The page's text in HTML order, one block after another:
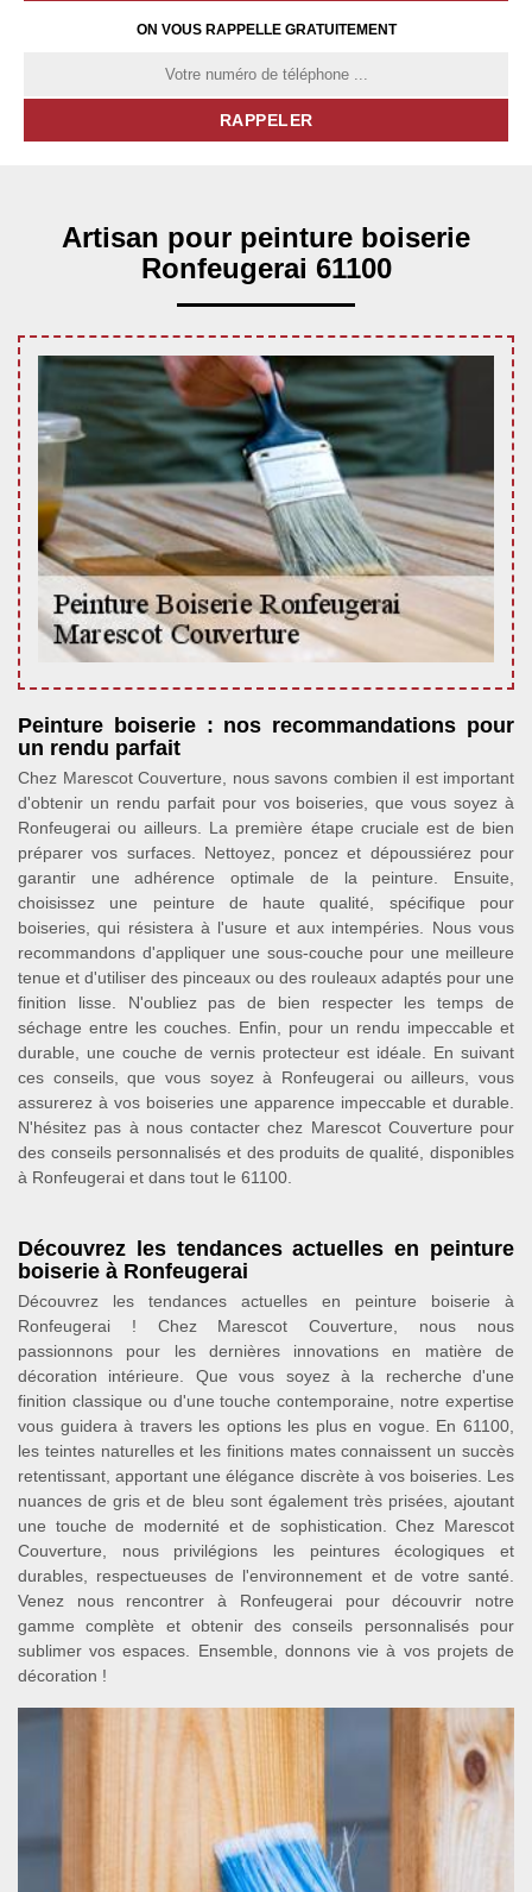
ON VOUS RAPPELLE GRATUITEMENT
Artisan pour peinture boiserie
Ronfeugerai 61100
Peinture boiserie : nos recommandations pour
un rendu parfait
Chez Marescot Couverture, nous savons combien il est important
d'obtenir un rendu parfait pour vos boiseries, que vous soyez à
Ronfeugerai ou ailleurs. La première étape cruciale est de bien
préparer vos surfaces. Nettoyez, poncez et dépoussiérez pour
garantir une adhérence optimale de la peinture. Ensuite,
choisissez une peinture de haute qualité, spécifique pour
boiseries, qui résistera à l'usure et aux intempéries. Nous vous
recommandons d'appliquer une sous-couche pour une meilleure
tenue et d'utiliser des pinceaux ou des rouleaux adaptés pour une
finition lisse. N'oubliez pas de bien respecter les temps de
séchage entre les couches. Enfin, pour un rendu impeccable et
durable, une couche de vernis protecteur est idéale. En suivant
ces conseils, que vous soyez à Ronfeugerai ou ailleurs, vous
assurerez à vos boiseries une apparence impeccable et durable.
N'hésitez pas à nous contacter chez Marescot Couverture pour
des conseils personnalisés et des produits de qualité, disponibles
à Ronfeugerai et dans tout le 61100.
Découvrez les tendances actuelles en peinture
boiserie à Ronfeugerai
Découvrez les tendances actuelles en peinture boiserie à
Ronfeugerai ! Chez Marescot Couverture, nous nous
passionnons pour les dernières innovations en matière de
décoration intérieure. Que vous soyez à la recherche d'une
finition classique ou d'une touche contemporaine, notre expertise
vous guidera à travers les options les plus en vogue. En 61100,
les teintes naturelles et les finitions mates connaissent un succès
retentissant, apportant une élégance discrète à vos boiseries. Les
nuances de gris et de bleu sont également très prisées, ajoutant
une touche de modernité et de sophistication. Chez Marescot
Couverture, nous privilégions les peintures écologiques et
durables, respectueuses de l'environnement et de votre santé.
Venez nous rencontrer à Ronfeugerai pour découvrir notre
gamme complète et obtenir des conseils personnalisés pour
sublimer vos espaces. Ensemble, donnons vie à vos projets de
décoration !